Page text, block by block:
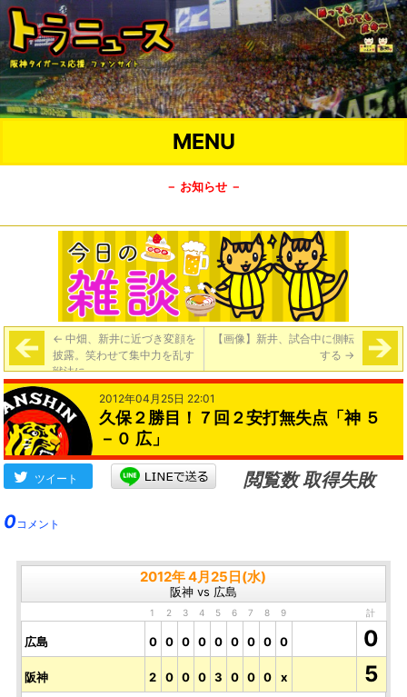
MENU
－ お知らせ －
← 中畑、新井に近づき変顔を
披露。笑わせて集中力を乱す
戦法に
【画像】新井、試合中に側転
する →
2012年04月25日 22:01
久保２勝目！７回２安打無失点「神 ５
－０ 広」
ツイート
閲覧数 取得失敗
0コメント
2012年 4月25日(水)
阪神 vs 広島
1 2 3 4 5 6 7 8 9 計
広島 0 0 0 0 0 0 0 0 0 0
阪神 2 0 0 0 3 0 0 0 x 5